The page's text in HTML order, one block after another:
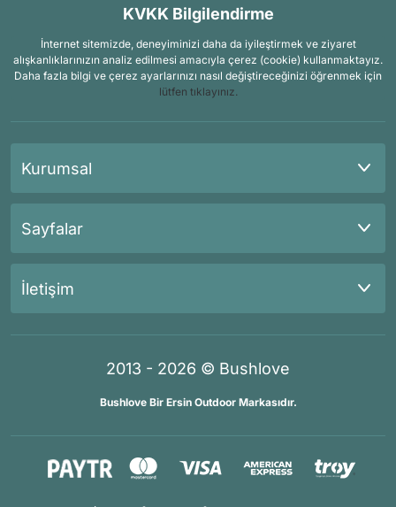
KVKK Bilgilendirme
İnternet sitemizde, deneyiminizi daha da iyileştirmek ve ziyaret
alışkanlıklarınızın analiz edilmesi amacıyla çerez (cookie) kullanmaktayız.
Daha fazla bilgi ve çerez ayarlarınızı nasıl değiştireceğinizi öğrenmek için
lütfen tıklayınız.
Kurumsal
Sayfalar
İletişim
2013 - 2026 © Bushlove
Bushlove Bir Ersin Outdoor Markasıdır.